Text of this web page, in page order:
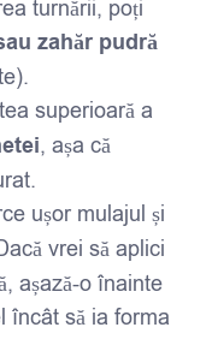
turnării, poți
zahăr pudră
superioară a
, așa că
ușor mulajul și
vrei să aplici
așază-o înainte
încât să ia forma